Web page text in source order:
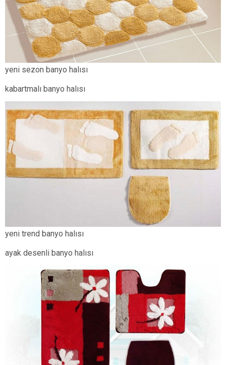
yeni sezon banyo halısı
kabartmalı banyo halısı
yeni trend banyo halısı
ayak desenli banyo halısı